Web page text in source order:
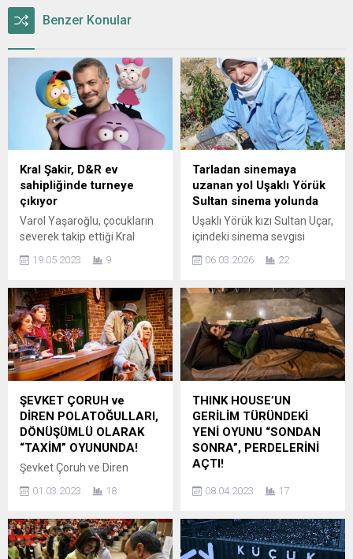
Benzer Konular
Kral Şakir, D&R ev
sahipliğinde turneye
çıkıyor
Varol Yaşaroğlu, çocukların
severek takip ettiği Kral
“Cilala, Parlat Bir Dürüm
sahipliğinde Türkiye
turnesine çıkıyor. İlk durak
Antalya’dan sonra
Yaşaroğlu, Alanya ve
İzmir’deki D&R
mağazalarında minik
okuyucularla buluşacak.
Kültür, sanat ve eğlenceyi
tek çatı altında birleştiren
D&R, çocukları en sevdikleri
19.05.2023 9
Tarladan sinemaya
uzanan yol Uşaklı Yörük
Sultan sinema yolunda
Uşaklı Yörük kızı Sultan Uçar,
içindeki sinema sevgisi
perde ile tanıştı. Bir gün
sinema serüvenini başlatan
Sultan Uçar şunları ifade
etti. ” İsmim Sultan Uçar
,1972 Uşak ın Sivaslı
ilçesinde doğdum. Uşak
merkezde oturuyorum , bu
zamana kadar girmediğim
meslek alanı kalmadı.
Tekstilden,...
06.03.2026 22
ŞEVKET ÇORUH ve
DİREN POLATOĞULLARI,
DÖNÜŞÜMLÜ OLARAK
“TAXİM” OYUNUNDA!
Şevket Çoruh ve Diren
Sahne’nin kara komediyle
sürprizlerle dolu
prodüksiyonu “Taxim”de
01.03.2023 18
THINK HOUSE’UN
GERİLİM TÜRÜNDEKİ
YENİ OYUNU “SONDAN
SONRA”, PERDELERİNİ
AÇTI!
THINK House’un yeni oyunu
prömiyeri, 7 Nisan Cuma
akşamı 21.00’de THINK
08.04.2023 17